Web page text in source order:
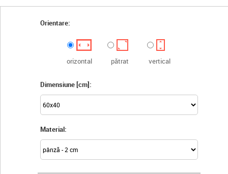
Orientare:
orizontal pătrat vertical
Dimensiune [cm]:
Material: